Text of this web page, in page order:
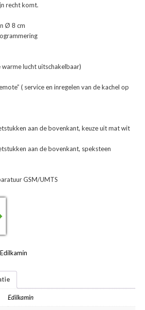
recht komt.
Ø 8 cm
warme lucht uitschakelbaar)
( service en inregelen van de kachel op
aan de bovenkant, keuze uit mat wit
aan de bovenkant, speksteen
GSM/UMTS
Edilkamin
Edilkamin